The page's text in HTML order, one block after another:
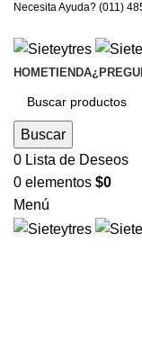
Necesita Ayuda? (011)
HOMETIENDA
Buscar
0 Lista de Deseos
0 elementos $0
Menú